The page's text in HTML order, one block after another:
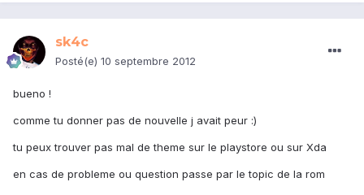
sk4c
Posté(e) 10 septembre 2012
bueno !
comme tu donner pas de nouvelle j avait peur :)
tu peux trouver pas mal de theme sur le playstore ou sur Xda
en cas de probleme ou question passe par le topic de la rom